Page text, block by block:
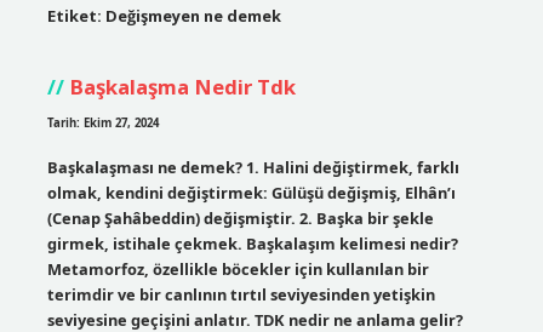
Etiket: Değişmeyen ne demek
Başkalaşma Nedir Tdk
Tarih: Ekim 27, 2024
Başkalaşması ne demek? 1. Halini değiştirmek, farklı
olmak, kendini değiştirmek: Gülüşü değişmiş, Elhân’ı
(Cenap Şahâbeddin) değişmiştir. 2. Başka bir şekle
girmek, istihale çekmek. Başkalaşım kelimesi nedir?
Metamorfoz, özellikle böcekler için kullanılan bir
terimdir ve bir canlının tırtıl seviyesinden yetişkin
seviyesine geçişini anlatır. TDK nedir ne anlama gelir?